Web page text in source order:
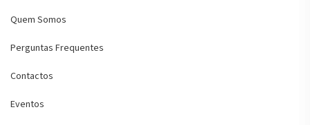
Quem Somos
Perguntas Frequentes
Contactos
Eventos